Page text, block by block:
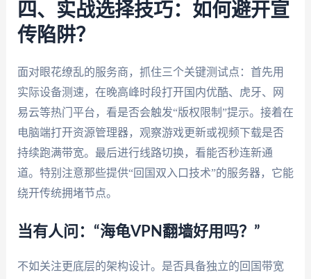
四、实战选择技巧：如何避开宣
传陷阱？
面对眼花缭乱的服务商，抓住三个关键测试点：首先用
实际设备测速，在晚高峰时段打开国内优酷、虎牙、网
易云等热门平台，看是否会触发“版权限制”提示。接着在
电脑端打开资源管理器，观察游戏更新或视频下载是否
持续跑满带宽。最后进行线路切换，看能否秒连新通
道。特别注意那些提供“回国双入口技术”的服务器，它能
绕开传统拥堵节点。
当有人问：“海龟VPN翻墙好用吗？”
不如关注更底层的架构设计。是否具备独立的回国带宽